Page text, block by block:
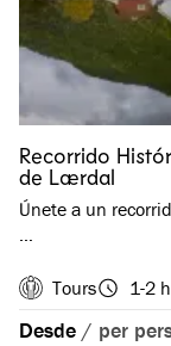
Recorrido
de Lærdal
Únete a un
…
Tours 1-2
Desde / per